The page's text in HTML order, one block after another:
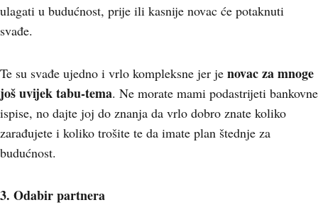
ulagati u budućnost, prije ili kasnije novac će potaknuti
svađe.
Te su svađe ujedno i vrlo kompleksne jer je novac za mnoge
još uvijek tabu-tema. Ne morate mami podastrijeti bankovne
ispise, no dajte joj do znanja da vrlo dobro znate koliko
zarađujete i koliko trošite te da imate plan štednje za
budućnost.
3. Odabir partnera